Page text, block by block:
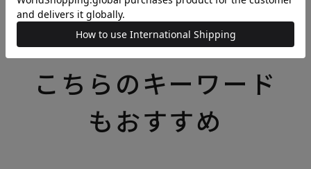
いろいろなテーマの特集一覧はこちら
こちらのキーワード
もおすすめ